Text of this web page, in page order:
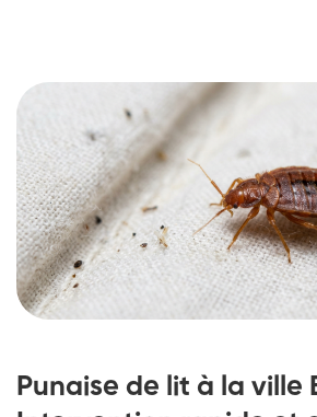
Punaise de lit à la ville